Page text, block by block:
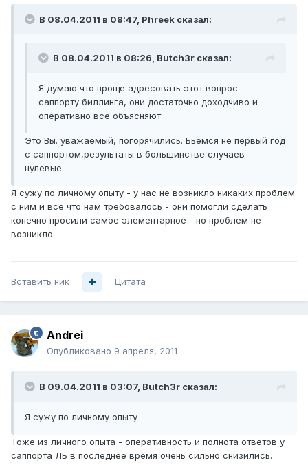
В 08.04.2011 в 08:47, Phreek сказал:
В 08.04.2011 в 08:26, Butch3r сказал:
Я думаю что проще адресовать этот вопрос
саппорту биллинга, они достаточно доходчиво и
оперативно всё объясняют
Это Вы. уважаемый, погорячились. Бьемся не первый год
с саппортом,результаты в большинстве случаев
нулевые.
Я сужу по личному опыту - у нас не возникло никаких проблем
с ним и всё что нам требовалось - они помогли сделать
конечно просили самое элементарное - но проблем не
возникло
Вставить ник Цитата
Andrei
Опубликовано 9 апреля, 2011
В 09.04.2011 в 03:07, Butch3r сказал:
Я сужу по личному опыту
Тоже из личного опыта - оперативность и полнота ответов у
саппорта ЛБ в последнее время очень сильно снизились.